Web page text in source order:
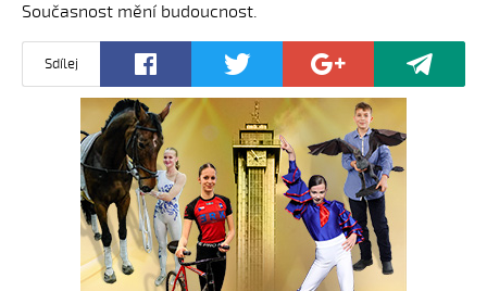
Současnost mění budoucnost.
Sdílej